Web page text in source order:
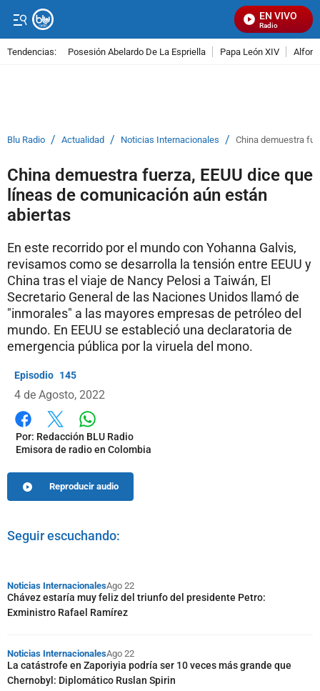
EN VIVO
Señal Visual Radio
Tendencias: Posesión Abelardo De La Espriella Papa León XIV
Blu Radio / Actualidad / Noticias Internacionales / China demuestra
China demuestra fuerza, EEUU dice que
líneas de comunicación aún están
abiertas
En este recorrido por el mundo con Yohanna Galvis,
revisamos como se desarrolla la tensión entre EEUU y
China tras el viaje de Nancy Pelosi a Taiwán, El
Secretario General de las Naciones Unidos llamó de
"inmorales" a las mayores empresas de petróleo del
mundo. En EEUU se estableció una declaratoria de
emergencia pública por la viruela del mono.
145
4 de Agosto, 2022
Facebook
X Whatsapp
Por: Redacción BLU Radio
Emisora de radio en Colombia
Reproducir audio
Seguir escuchando:
Noticias InternacionalesAgo 22
Chávez estaría muy feliz del triunfo del presidente Petro:
Exministro Rafael Ramírez
Noticias InternacionalesAgo 22
La catástrofe en Zaporiyia podría ser 10 veces más grande que
Chernobyl: Diplomático Ruslan Spirin